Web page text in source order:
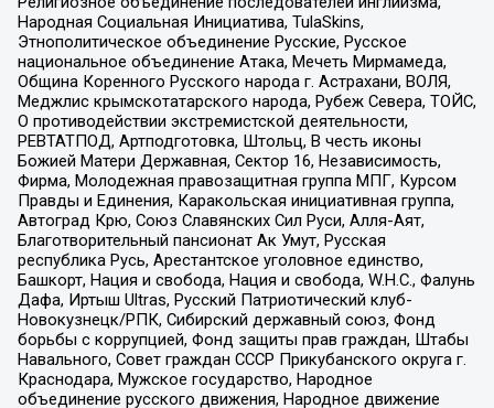
Народная Социальная Инициатива, TulaSkins,
Этнополитическое объединение Русские, Русское
национальное объединение Атака, Мечеть Мирмамеда,
Община Коренного Русского народа г. Астрахани, ВОЛЯ,
Меджлис крымскотатарского народа, Рубеж Севера, ТОЙС,
О противодействии экстремистской деятельности,
РЕВТАТПОД, Артподготовка, Штольц, В честь иконы
Божией Матери Державная, Сектор 16, Независимость,
Фирма, Молодежная правозащитная группа МПГ, Курсом
Правды и Единения, Каракольская инициативная группа,
Автоград Крю, Союз Славянских Сил Руси, Алля-Аят,
Благотворительный пансионат Ак Умут, Русская
республика Русь, Арестантское уголовное единство,
Башкорт, Нация и свобода, Нация и свобода, W.H.С., Фалунь
Дафа, Иртыш Ultras, Русский Патриотический клуб-
Новокузнецк/РПК, Сибирский державный союз, Фонд
борьбы с коррупцией, Фонд защиты прав граждан, Штабы
Навального, Совет граждан СССР Прикубанского округа г.
Краснодара, Мужское государство, Народное
объединение русского движения, Народное движение